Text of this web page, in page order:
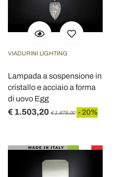
VIADURINI LIGHTING
Lampada a sospensione in
cristallo e acciaio a forma
di uovo Egg
€ 1.503,20 € 1.879,00 - 20%